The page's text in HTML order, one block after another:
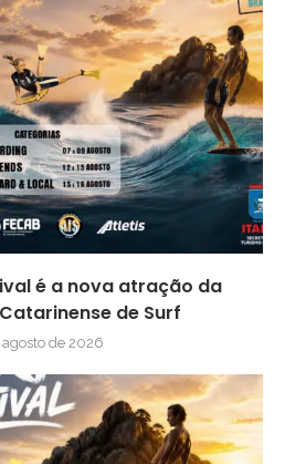
é a nova atração da
de Surf
agosto de 2026